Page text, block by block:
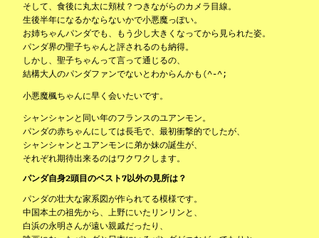
そして、食後に丸太に頬杖？つきながらのカメラ目線。
生後半年になるかならないかで小悪魔っぽい。
お姉ちゃんパンダでも、もう少し大きくなってから見られた姿。
パンダ界の聖子ちゃんと評されるのも納得。
しかし、聖子ちゃんって言って通じるの、
結構大人のパンダファンでないとわからんかも(^-^;
小悪魔楓ちゃんに早く会いたいです。
シャンシャンと同い年のフランスのユアンモン。
パンダの赤ちゃんにしては長毛で、最初衝撃的でしたが、
シャンシャンとユアンモンに弟か妹の誕生が、
それぞれ期待出来るのはワクワクします。
パンダ自身2頭目のベスト7以外の見所は？
パンダの壮大な家系図が作られてる模様です。
中国本土の祖先から、上野にいたリンリンと、
白浜の永明さんが遠い親戚だったり、